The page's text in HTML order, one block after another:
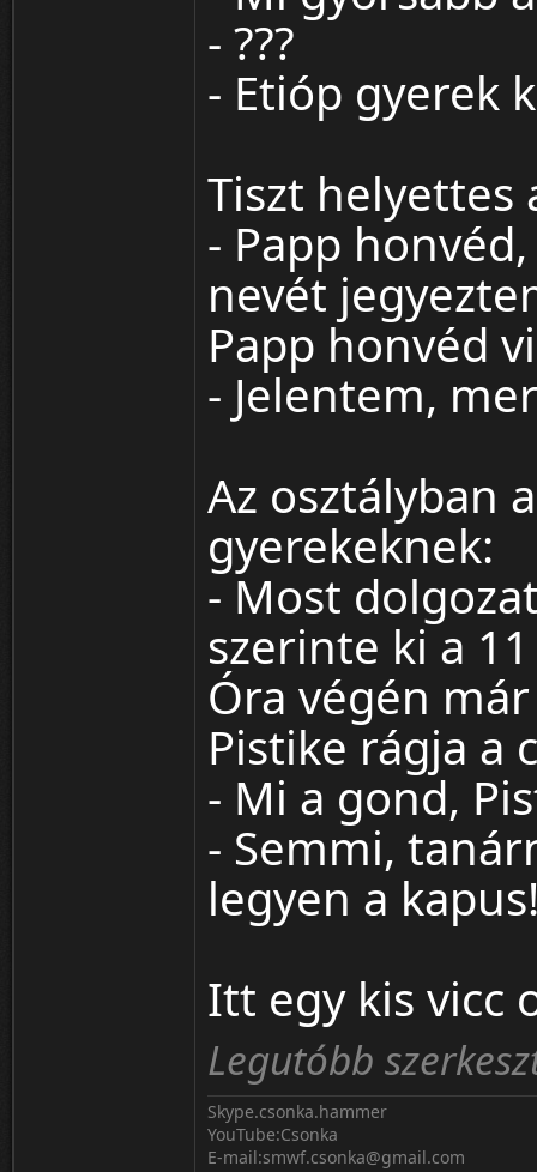
- ???
- Etióp gyerek
Tiszt helyettes
- Papp
nevét
Papp honvéd
- Jelentem,
Az osztályban
gyerekeknek:
- Most
szerinte ki a
Óra végén
Pistike rágja a
- Mi a gond,
- Semmi,
legyen a
Itt egy kis vicc
Legutóbb
Skype.csonka.hammer
YouTube:Csonka
E-mail:smwf.csonka@gmail.com